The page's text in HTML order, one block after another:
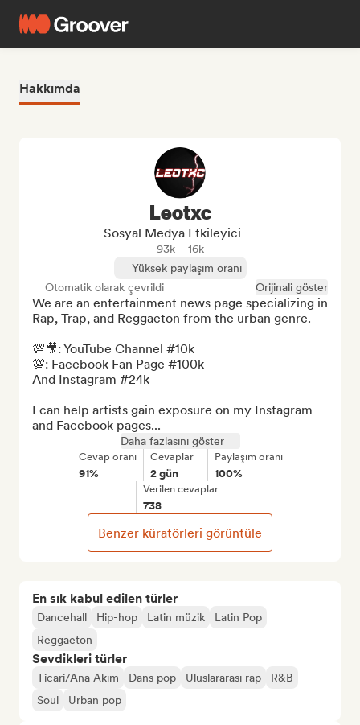
Hakkımda
En sık kabul edilen türler
Dancehall Hip-hop Latin müzik
Latin Pop
Reggaeton
Sevdikleri türler
Ticari/Ana Akım Dans pop Uluslararası rap
R&B
Soul
Urban pop
Leotxc
Sosyal Medya Etkileyici
93k
16k
Yüksek paylaşım oranı
Otomatik olarak çevrildi
Orijinali göster
We are an entertainment news page specializing in
Rap, Trap, and Reggaeton from the urban genre.
💯🎥: YouTube Channel #10k
💯: Facebook Fan Page #100k
And Instagram #24k
I can help artists gain exposure on my Instagram
and Facebook pages...
Daha fazlasını göster
Cevap oranı
91%
Cevaplar
2 gün
Paylaşım oranı
100%
Verilen cevaplar
738
Benzer küratörleri görüntüle